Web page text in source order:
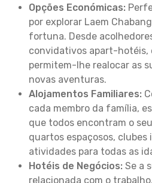
Opções Económicas:
por explorar Laem
fortuna. Desde
convidativos apart-hotéis,
permitem-lhe realocar as
novas aventuras.
Alojamentos Familiares:
cada membro da família,
que todos encontram o
quartos espaçosos,
atividades para todas as
Hotéis de Negócios: Se a
relacionada com o